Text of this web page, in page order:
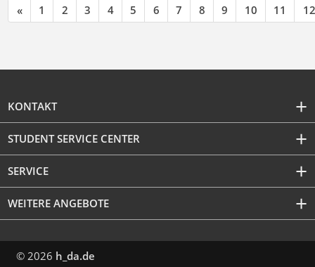
« 1 2 3 4 5 6 7 8 9 10 11 12
KONTAKT
STUDENT SERVICE CENTER
SERVICE
WEITERE ANGEBOTE
© 2026 h_da.de